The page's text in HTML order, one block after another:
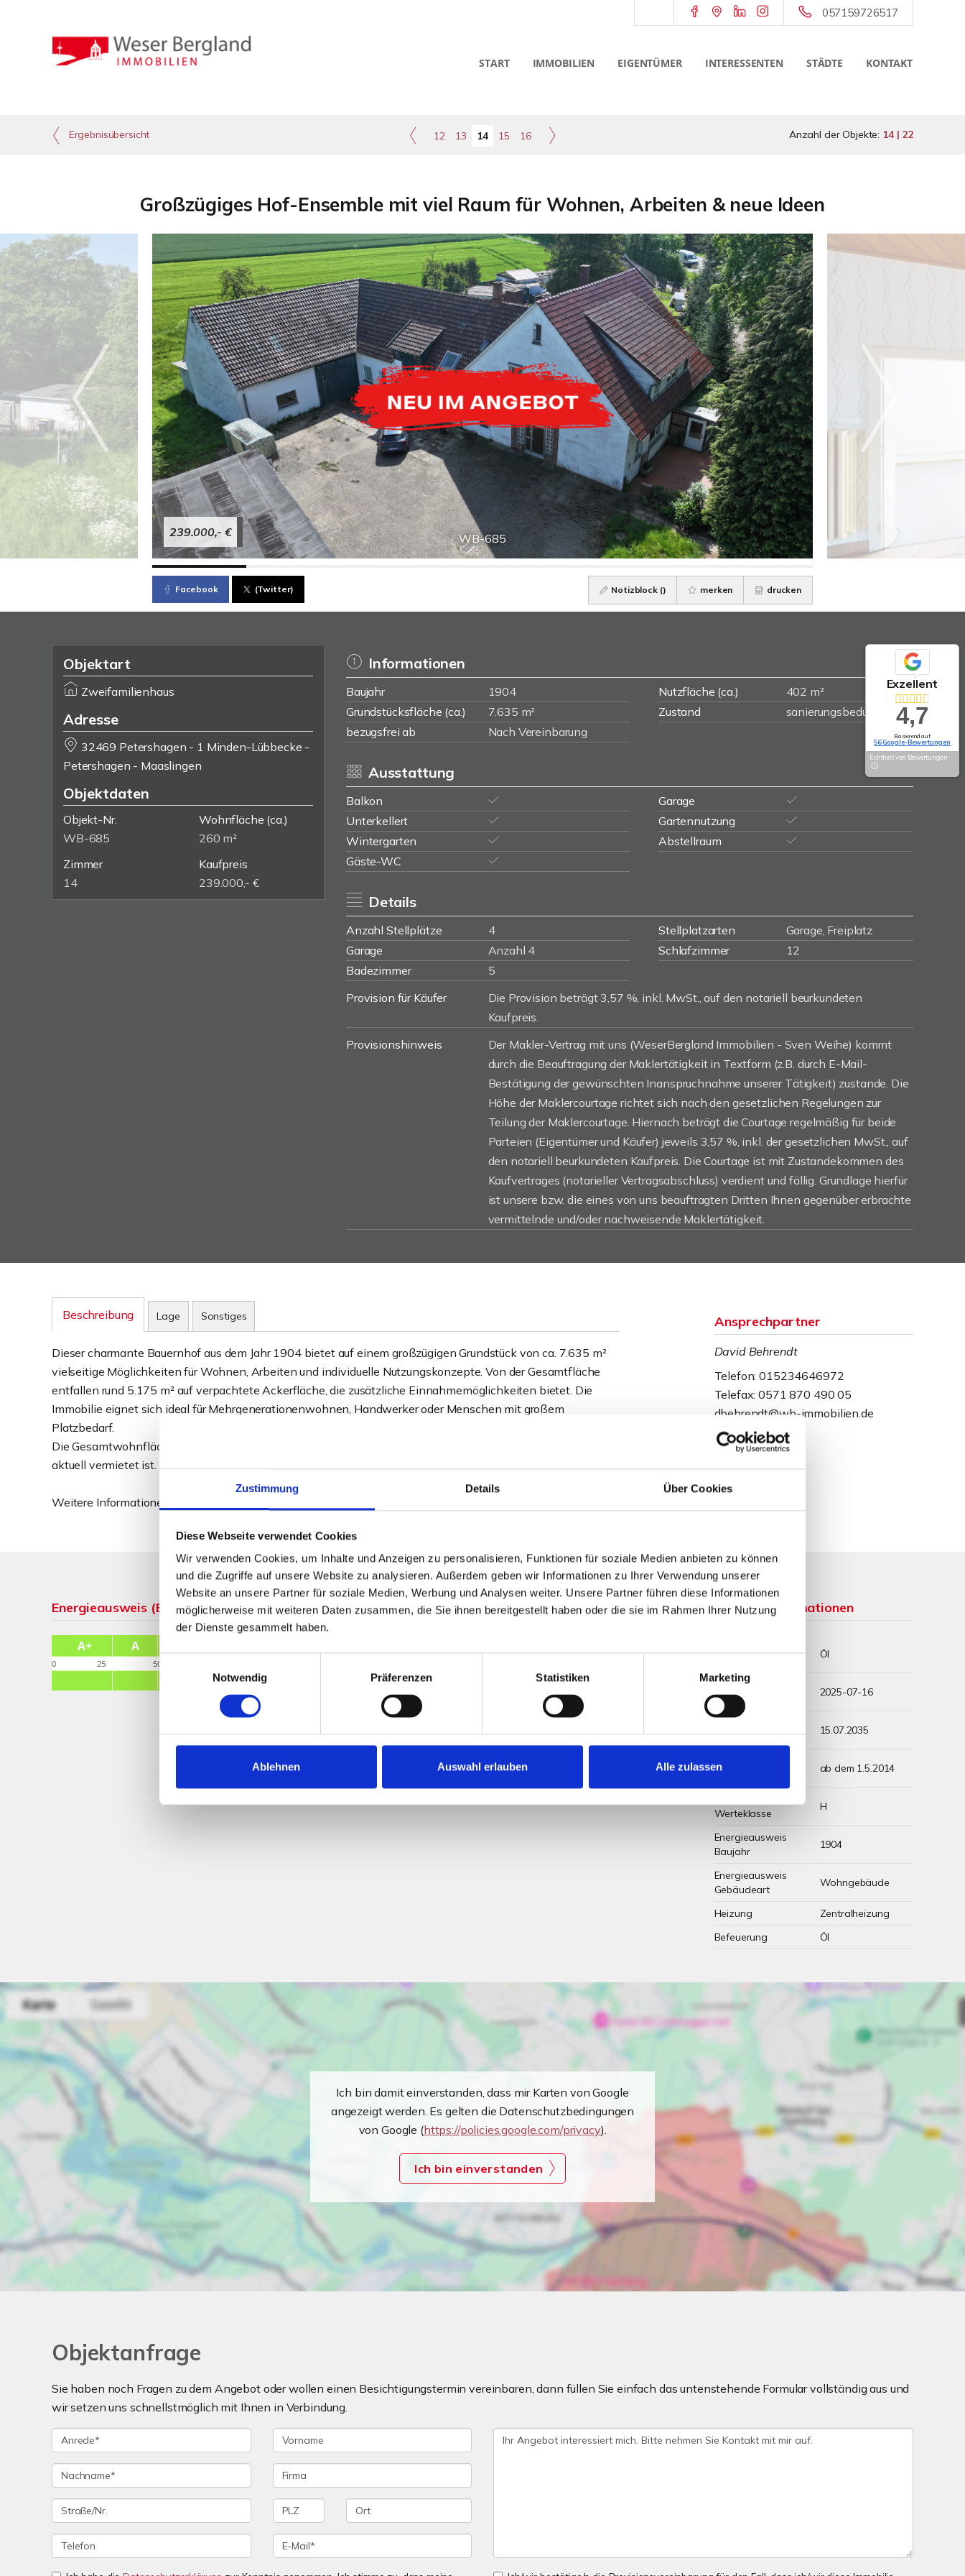
Zustimmung Details Über Cookies
Diese Webseite verwendet Cookies
Wir verwenden Cookies, um Inhalte und Anzeigen zu personalisieren, Funktionen für soziale Medien anbieten zu können
und die Zugriffe auf unsere Website zu analysieren. Außerdem geben wir Informationen zu Ihrer Verwendung unserer
Website an unsere Partner für soziale Medien, Werbung und Analysen weiter. Unsere Partner führen diese Informationen
möglicherweise mit weiteren Daten zusammen, die Sie ihnen bereitgestellt haben oder die sie im Rahmen Ihrer Nutzung
der Dienste gesammelt haben.
Einwilligungsauswahl
Notwendig
Präferenzen Statistiken Marketing
Ablehnen Auswahl erlauben Alle zulassen
057159726517
START IMMOBILIEN EIGENTÜMER INTERESSENTEN STÄDTE KONTAKT
Ergebnisübersicht 12 13 14 15 16 Anzahl der Objekte: 14 | 22
Großzügiges Hof-Ensemble mit viel Raum für Wohnen, Arbeiten & neue Ideen
WB-685
239.000,- €
Facebook (Twitter) Notizblock () merken drucken
Objektart
Zweifamilienhaus
Adresse
32469 Petershagen - 1 Minden-Lübbecke -
Petershagen - Maaslingen
Objektdaten
Objekt-Nr.
WB-685
Wohnfläche (ca.)
260 m²
Zimmer
14
Kaufpreis
239.000,- €
Informationen
Baujahr 1904 Nutzfläche (ca.)
402 m²
Grundstücksfläche (ca.)
7.635 m² Zustand
sanierungsbedürftig
bezugsfrei ab
Nach Vereinbarung
Ausstattung
Balkon
Garage
Unterkellert
Gartennutzung
Wintergarten
Abstellraum
Gäste-WC
Details
Anzahl Stellplätze 4 Stellplatzarten
Garage, Freiplatz
Garage
Anzahl 4 Schlafzimmer
12
Badezimmer
5
Provision für Käufer
Die Provision beträgt 3,57 %, inkl. MwSt., auf den notariell beurkundeten
Kaufpreis.
Provisionshinweis
Der Makler-Vertrag mit uns (WeserBergland Immobilien - Sven Weihe) kommt
durch die Beauftragung der Maklertätigkeit in Textform (z.B. durch E-Mail-
Bestätigung der gewünschten Inanspruchnahme unserer Tätigkeit) zustande. Die
Höhe der Maklercourtage richtet sich nach den gesetzlichen Regelungen zur
Teilung der Maklercourtage. Hiernach beträgt die Courtage regelmäßig für beide
Parteien (Eigentümer und Käufer) jeweils 3,57 %, inkl. der gesetzlichen MwSt., auf
den notariell beurkundeten Kaufpreis. Die Courtage ist mit Zustandekommen des
Kaufvertrages (notarieller Vertragsabschluss) verdient und fällig. Grundlage hierfür
ist unsere bzw. die eines von uns beauftragten Dritten Ihnen gegenüber erbrachte
vermittelnde und/oder nachweisende Maklertätigkeit.
Beschreibung Lage Sonstiges
Dieser charmante Bauernhof aus dem Jahr 1904 bietet auf einem großzügigen Grundstück von ca. 7.635 m²
vielseitige Möglichkeiten für Wohnen, Arbeiten und individuelle Nutzungskonzepte. Von der Gesamtfläche
entfallen rund 5.175 m² auf verpachtete Ackerfläche, die zusätzliche Einnahmemöglichkeiten bietet. Die
Immobilie eignet sich ideal für Mehrgenerationenwohnen, Handwerker oder Menschen mit großem
Platzbedarf.
Die Gesamtwohnfläche beträgt ca. 260 m². Davon entfallen etwa 70 m² auf eine separate Wohnung, die
aktuell vermietet ist.
Weitere Informationen finden Sie im ausführlichen Exposé!
Ansprechpartner
David Behrendt
Telefon: 015234646972
Telefax: 0571 870 490 05
dbehrendt@wb-immobilien.de
Energieausweis (Bedarfsausweis)
364,70 kWh / (m²*a)
Endenergiebedarf
Weitere Informationen
Öl
Energieausweis
Ausstelldatum
2025-07-16
gültig bis
15.07.2035
Jahrgang
ab dem 1.5.2014
Werteklasse
H
Energieausweis
Baujahr
1904
Energieausweis
Gebäudeart
Wohngebäude
Heizung
Zentralheizung
Befeuerung
Öl
Ich bin damit einverstanden, dass mir Karten von Google
angezeigt werden. Es gelten die Datenschutzbedingungen
von Google (https://policies.google.com/privacy).
Ich bin einverstanden
Objektanfrage
Sie haben noch Fragen zu dem Angebot oder wollen einen Besichtigungstermin vereinbaren, dann füllen Sie einfach das untenstehende Formular vollständig aus und
wir setzen uns schnellstmöglich mit Ihnen in Verbindung.
Exzellent
4,7
Basierend auf
56 Google-Bewertungen
Echtheit von Bewertungen